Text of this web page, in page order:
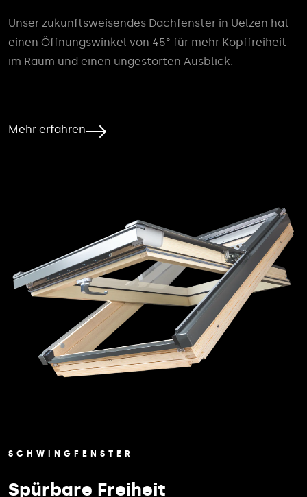
Unser zukunftsweisendes Dachfenster in Uelzen hat
einen Öffnungswinkel von 45° für mehr Kopffreiheit
im Raum und einen ungestörten Ausblick.
Mehr erfahren
SCHWINGFENSTER
Spürbare Freiheit